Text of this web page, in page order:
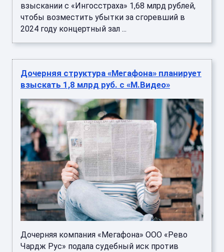
взыскании с «Ингосстраха» 1,68 млрд рублей,
чтобы возместить убытки за сгоревший в
2024 году концертный зал ...
Дочерняя структура «Мегафона» планирует
взыскать 1,8 млрд руб. с «М.Видео»
Дочерняя компания «Мегафона» ООО «Рево
Чардж Рус» подала судебный иск против